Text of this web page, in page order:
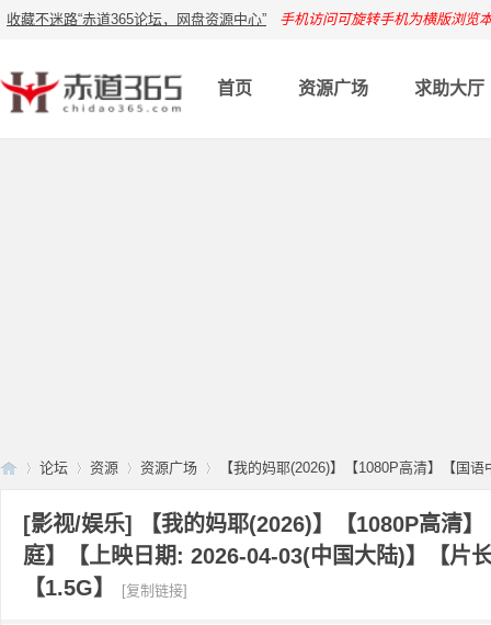
收藏不迷路“赤道365论坛，网盘资源中心” 手机访问可旋转手机为横版浏览
首页 资源广场 求助大厅
»
论坛 资源
›
资源广场
›
【我的妈耶(2026)】【1080P高清】【国
[影视/娱乐]
【我的妈耶(2026)】【1080P高清
庭】【上映日期: 2026-04-03(中国大陆)】【片
【1.5G】
[复制链接]